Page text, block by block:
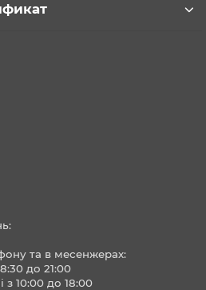
та в месенжерах:
до 21:00
з 10:00 до 18:00